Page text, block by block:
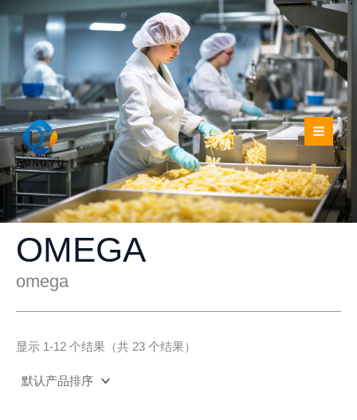
OMEGA
omega
显示 1-12 个结果（共 23 个结果）